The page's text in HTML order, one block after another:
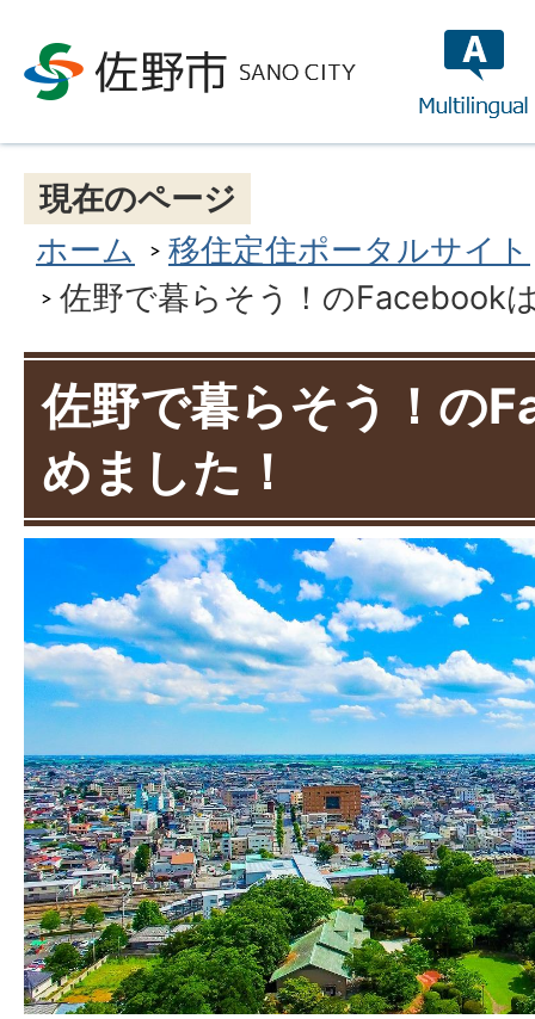
現在のページ
ホーム
移住定住ポータルサイト
佐野で暮らそう！のFacebook
佐野で暮らそう！の
めました！